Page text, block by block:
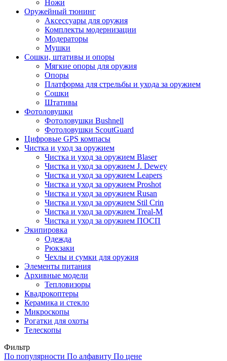
Ножи
Оружейный тюнинг
Аксессуары для оружия
Комплекты модернизации
Модераторы
Мушки
Сошки, штативы и опоры
Мягкие опоры для оружия
Опоры
Платформа для стрельбы и ухода за оружием
Сошки
Штативы
Фотоловушки
Фотоловушки Bushnell
Фотоловушки ScoutGuard
Цифровые GPS компасы
Чистка и уход за оружием
Чистка и уход за оружием Blaser
Чистка и уход за оружием J. Dewey
Чистка и уход за оружием Leapers
Чистка и уход за оружием Proshot
Чистка и уход за оружием Rusan
Чистка и уход за оружием Stil Crin
Чистка и уход за оружием Treal-M
Чистка и уход за оружием ПОСП
Экипировка
Одежда
Рюкзаки
Чехлы и сумки для оружия
Элементы питания
Архивные модели
Тепловизоры
Квадрокоптеры
Керамика и стекло
Микроскопы
Рогатки для охоты
Телескопы
Фильтр
По популярности По алфавиту По цене